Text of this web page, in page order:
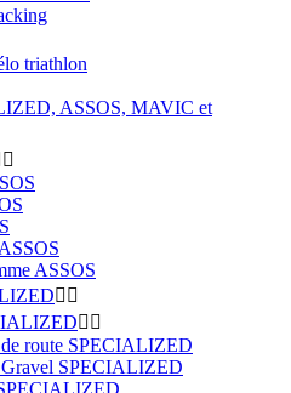
triathlon
ASSOS, MAVIC et

ASSOS
 
 
route SPECIALIZED
SPECIALIZED